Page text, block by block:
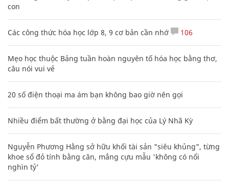
con
Các công thức hóa học lớp 8, 9 cơ bản cần nhớ 106
Mẹo học thuộc Bảng tuần hoàn nguyên tố hóa học bằng thơ,
câu nói vui vẻ
20 số điện thoại ma ám bạn không bao giờ nên gọi
Nhiều điểm bất thường ở bằng đại học của Lý Nhã Kỳ
Nguyễn Phương Hằng sở hữu khối tài sản "siêu khủng", từng
khoe sổ đỏ tính bằng cân, mắng cựu mẫu 'không có nổi
nghìn tỷ'